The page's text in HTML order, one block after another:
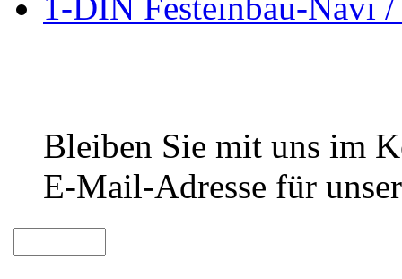
1-DIN Festeinbau-Navi
Bleiben Sie mit uns im
E-Mail-Adresse für